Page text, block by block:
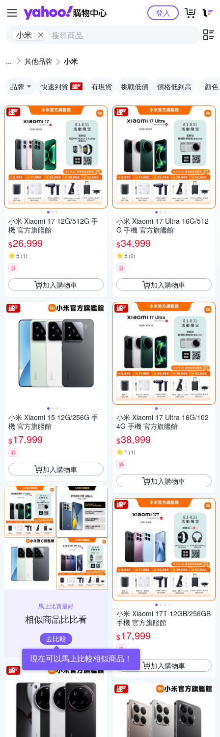
Yahoo購物中心
小米
登入
其他品牌 小米
品牌 快速到貨 有現貨 挑戰低價 價格低到高 顏色
小米 Xiaomi 17 12G/512G 手
機 官方旗艦館
$26,999
5 (1)
券
加入購物車
小米 Xiaomi 15 12G/256G 手
機 官方旗艦館
$17,999
券
加入購物車
馬上比買最好
相似商品比比看
去比較
現在可以馬上比較相似商品！
小米 Xiaomi 17 Ultra 16G/512
G 手機 官方旗艦館
$34,999
5 (2)
券
加入購物車
小米 Xiaomi 17 Ultra 16G/102
4G 手機 官方旗艦館
$38,999
1 (1)
券
加入購物車
小米 Xiaomi 17T 12GB/256GB
手機 官方旗艦館
$17,999
券
加入購物車